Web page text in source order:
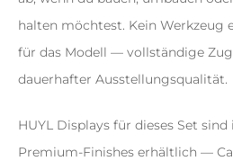
halten möchtest. Kein Werkzeug
für das Modell — vollständige
dauerhafter Ausstellungsqualität.
HUYL Displays für dieses Set
Premium-Finishes erhältlich —